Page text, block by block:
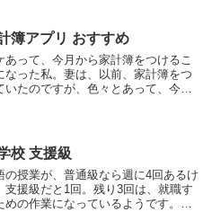
簿アプリ おすすめ
あって、今月から家計簿をつけるこ
なった私。妻は、以前、家計簿をつ
いたのですが、色々とあって、今は
金がない」原因というか...
校 支援級
の授業が、普通級なら週に4回あるけ
支援級だと1回。残り3回は、就職す
めの作業になっているようです。し